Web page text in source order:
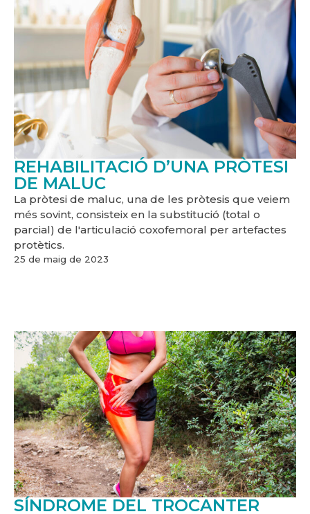
REHABILITACIÓ D’UNA PRÒTESI
DE MALUC
La pròtesi de maluc, una de les pròtesis que veiem
més sovint, consisteix en la substitució (total o
parcial) de l'articulació coxofemoral per artefactes
protètics.
25 de maig de 2023
SÍNDROME DEL TROCANTER